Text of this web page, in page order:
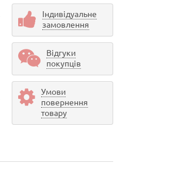
Індивідуальне
замовлення
Відгуки
покупців
Умови
повернення
товару